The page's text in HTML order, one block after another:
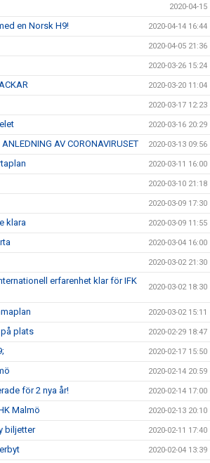
2020-04-15
en Norsk H9! 2020-04-14 16:44
2020-04-05 21:36
2020-03-26 15:24
2020-03-20 11:04
2020-03-17 12:23
2020-03-16 20:29
AV CORONAVIRUSET 2020-03-13 09:56
2020-03-11 16:00
2020-03-10 21:18
2020-03-09 17:30
klara 2020-03-09 11:55
2020-03-04 16:00
2020-03-02 21:30
erfarenhet klar för IFK
2020-03-02 18:30
2020-03-02 15:11
plats 2020-02-29 18:47
2020-02-17 15:50
2020-02-14 20:59
för 2 nya år! 2020-02-14 17:00
Malmö 2020-02-13 20:10
biljetter 2020-02-11 17:40
2020-02-04 13:39